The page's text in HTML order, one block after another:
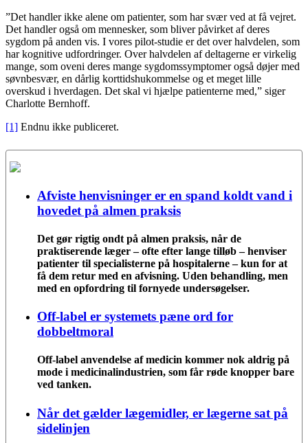
”Det handler ikke alene om patienter, som har svær ved at få vejret.
Det handler også om mennesker, som bliver påvirket af deres
sygdom på anden vis. I vores pilot-studie er det over halvdelen, som
har kognitive udfordringer. Over halvdelen af deltagerne er virkelig
mange, som oveni deres mange sygdomssymptomer også døjer med
søvnbesvær, en dårlig korttidshukommelse og et meget lille
overskud i hverdagen. Det skal vi hjælpe patienterne med,” siger
Charlotte Bernhoff.
[1] Endnu ikke publiceret.
Afviste henvisninger er en spand koldt vand i
hovedet på almen praksis
Det gør rigtig ondt på almen praksis, når de
praktiserende læger – ofte efter lange tilløb – henviser
patienter til specialisterne på hospitalerne – kun for at
få dem retur med en afvisning. Uden behandling, men
med en opfordring til fornyede undersøgelser.
Off-label er systemets pæne ord for
dobbeltmoral
Off-label anvendelse af medicin kommer nok aldrig på
mode i medicinalindustrien, som får røde knopper bare
ved tanken.
Når det gælder lægemidler, er lægerne sat på
sidelinjen